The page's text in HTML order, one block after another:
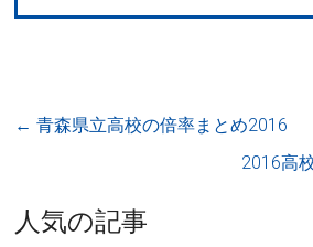
← 青森県立高校の倍率まとめ2016
2016高
人気の記事